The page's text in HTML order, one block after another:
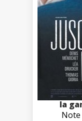
la
Note